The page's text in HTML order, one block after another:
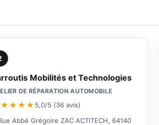
Mobilités et Technologies
DE RÉPARATION AUTOMOBILE
5,0/5 (36 avis)
Abbé Grégoire ZAC ACTITECH, 64140